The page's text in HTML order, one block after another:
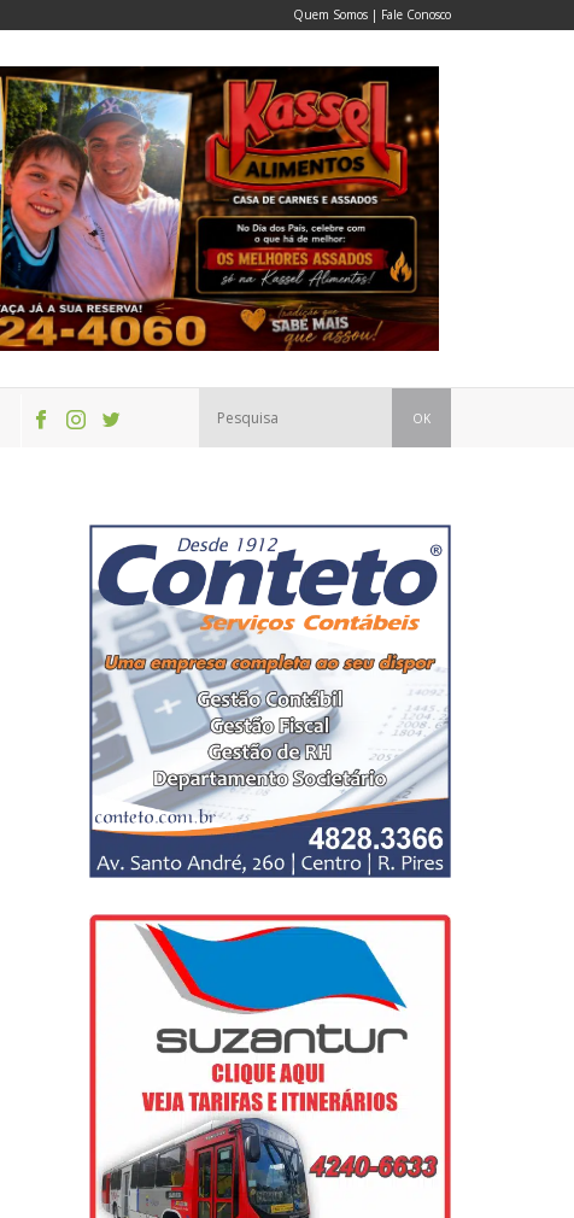
Quem Somos | Fale Conosco
OK